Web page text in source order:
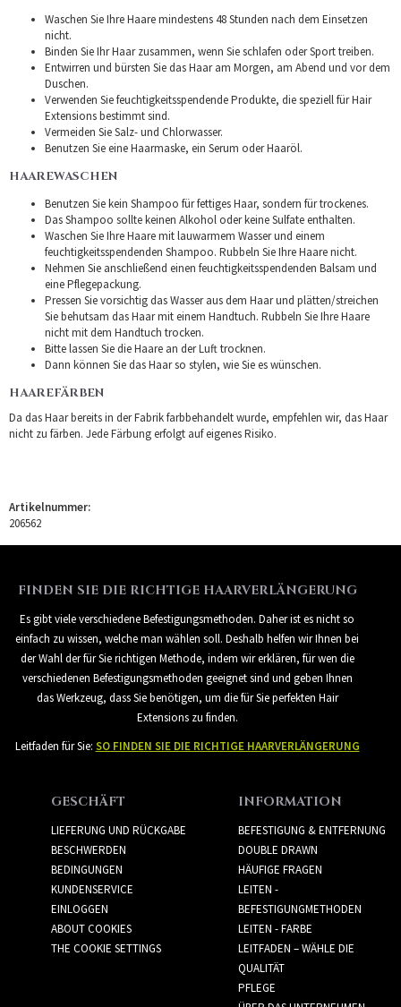
Waschen Sie Ihre Haare mindestens 48 Stunden nach dem Einsetzen
nicht.
Binden Sie Ihr Haar zusammen, wenn Sie schlafen oder Sport treiben.
Entwirren und bürsten Sie das Haar am Morgen, am Abend und vor dem
Duschen.
Verwenden Sie feuchtigkeitsspendende Produkte, die speziell für Hair
Extensions bestimmt sind.
Vermeiden Sie Salz- und Chlorwasser.
Benutzen Sie eine Haarmaske, ein Serum oder Haaröl.
HAAREWASCHEN
Benutzen Sie kein Shampoo für fettiges Haar, sondern für trockenes.
Das Shampoo sollte keinen Alkohol oder keine Sulfate enthalten.
Waschen Sie Ihre Haare mit lauwarmem Wasser und einem
feuchtigkeitsspendenden Shampoo. Rubbeln Sie Ihre Haare nicht.
Nehmen Sie anschließend einen feuchtigkeitsspendenden Balsam und
eine Pflegepackung.
Pressen Sie vorsichtig das Wasser aus dem Haar und plätten/streichen
Sie behutsam das Haar mit einem Handtuch. Rubbeln Sie Ihre Haare
nicht mit dem Handtuch trocken.
Bitte lassen Sie die Haare an der Luft trocknen.
Dann können Sie das Haar so stylen, wie Sie es wünschen.
HAAREFÄRBEN
Da das Haar bereits in der Fabrik farbbehandelt wurde, empfehlen wir, das Haar
nicht zu färben. Jede Färbung erfolgt auf eigenes Risiko.
Artikelnummer:
206562
FINDEN SIE DIE RICHTIGE HAARVERLÄNGERUNG
Es gibt viele verschiedene Befestigungsmethoden. Daher ist es nicht so
einfach zu wissen, welche man wählen soll. Deshalb helfen wir Ihnen bei
der Wahl der für Sie richtigen Methode, indem wir erklären, für wen die
verschiedenen Befestigungsmethoden geeignet sind und geben Ihnen
das Werkzeug, dass Sie benötigen, um die für Sie perfekten Hair
Extensions zu finden.
Leitfaden für Sie: SO FINDEN SIE DIE RICHTIGE HAARVERLÄNGERUNG
GESCHÄFT
LIEFERUNG UND RÜCKGABE
BESCHWERDEN
BEDINGUNGEN
KUNDENSERVICE
EINLOGGEN
ABOUT COOKIES
THE COOKIE SETTINGS
INFORMATION
BEFESTIGUNG & ENTFERNUNG
DOUBLE DRAWN
HÄUFIGE FRAGEN
LEITEN -
BEFESTIGUNGMETHODEN
LEITEN - FARBE
LEITFADEN – WÄHLE DIE
QUALITÄT
PFLEGE